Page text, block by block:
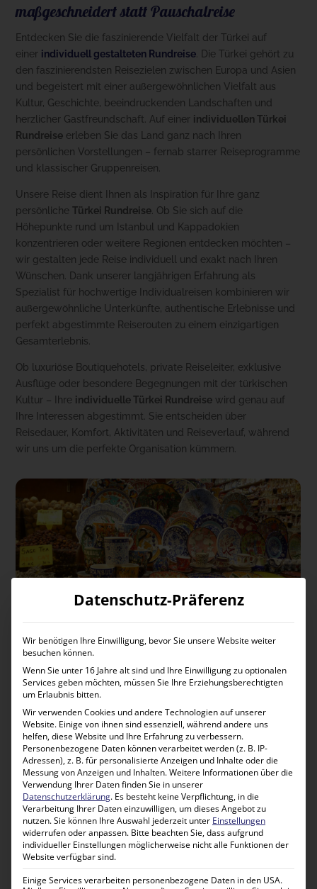
maßgeschneidert statt Pauschalreise
Entdecken Sie die faszinierende Vielfalt der Türkei auf
einer individuell gestalteten Rundreise. Die Türkei gehört zu
den faszinierendsten Reisezielen zwischen Europa und Asien
und begeistert mit einer außergewöhnlichen Vielfalt aus
Kultur, Geschichte, beeindruckenden Landschaften und
herzlicher Gastfreundschaft. Auf einer individuellen Türkei
Rundreise erleben Sie das Land ganz nach Ihren
persönlichen Vorstellungen – fernab starrer Reiseprogramme
und klassischer Gruppenreisen.
Unsere Reise dient Ihnen als Inspiration für Ihre ganz
persönlicheTürkei Rundreise. Ob Sie sich auf die
Höhepunkte rund um Istanbul und Kappadokien
konzentrieren oder weitere Regionen entdecken möchten –
wir gestalten jede Reise individuell und exakt nach Ihren
Wünschen. Dank unserer langjährigen Erfahrung als
Spezialist für hochwertige Individualreisen kombinieren wir
außergewöhnliche Unterkünfte, authentische Erlebnisse und
perfekt abgestimmte Reiserouten zu einem einzigartigen
Gesamterlebnis.
Ob luxuriöse Boutiquehotels, private Reiseleiter, exklusive
Ausflüge oder besondere Begegnungen mit der türkischen
Kultur – Ihre individuelle Türkei Rundreise wird genau auf
Ihre Interessen abgestimmt. Sie entscheiden über
Reisedauer, Komfort, Aktivitäten und Reiseverlauf, während
wir uns um die perfekte Organisation kümmern.
Istanbul erleben – Kultur, Geschichte und
orientalisches Flair
KeineTürkei Rundreise ist vollständig ohne einen Aufenthalt
in Istanbul. Die einzige Metropole der Welt auf zwei
Kontinenten verbindet auf einzigartige Weise orientalische
Traditionen mit modernem Stadtleben und blickt auf eine
mehr als 2.500-jährige Geschichte zurück.
Zwischen der imposanten Hagia Sophia, der Blauen
Moschee, dem prachtvollen Topkapi-Palast und dem
lebhaften Großen Basar entdecken Sie eine Stadt voller
Kontraste. Bei einer Bootsfahrt auf dem Bosporus erleben Sie
Istanbul aus einer völlig neuen Perspektive und genießen
Datenschutz-Präferenz
Wir benötigen Ihre Einwilligung, bevor Sie unsere Website weiter
besuchen können.
Wenn Sie unter 16 Jahre alt sind und Ihre Einwilligung zu optionalen
Services geben möchten, müssen Sie Ihre Erziehungsberechtigten
um Erlaubnis bitten.
Wir verwenden Cookies und andere Technologien auf unserer
Website. Einige von ihnen sind essenziell, während andere uns
helfen, diese Website und Ihre Erfahrung zu verbessern.
Personenbezogene Daten können verarbeitet werden (z. B. IP-
Adressen), z. B. für personalisierte Anzeigen und Inhalte oder die
Messung von Anzeigen und Inhalten.Weitere Informationen über die
Verwendung Ihrer Daten finden Sie in unserer
Datenschutzerklärung. Es besteht keine Verpflichtung, in die
Verarbeitung Ihrer Daten einzuwilligen, um dieses Angebot zu
nutzen.Sie können Ihre Auswahl jederzeit unter Einstellungen
widerrufen oder anpassen. Bitte beachten Sie, dass aufgrund
individueller Einstellungen möglicherweise nicht alle Funktionen der
Website verfügbar sind.
Einige Services verarbeiten personenbezogene Daten in den USA.